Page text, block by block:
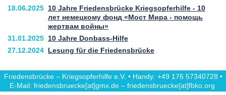
18.06.2025 10 Jahre Friedensbrücke Kriegsopferhilfe - 10
лет немецкому фонд «Мост Мира - помощь
жертвам войны»
31.01.2025 10 Jahre Donbass-Hilfe
27.12.2024 Lesung für die Friedensbrücke
Friedensbrücke – Kriegsopferhilfe e.V. • Handy: +49 176 57340728 •
E-Mail: friedensbruecke[at]gmx.de – friedensbruecke[at]fbko.org